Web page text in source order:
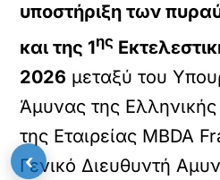
υποστήριξη των
και της 1ης
2026 μεταξύ του
Άμυνας της
της Εταιρείας MBDA
Γενικό Διευθυντή
‹